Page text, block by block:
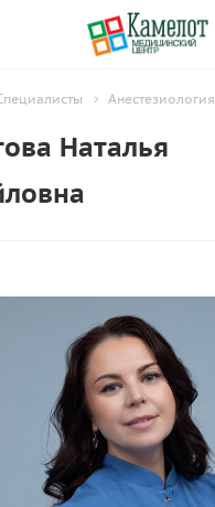
Анестезиология
Наталья